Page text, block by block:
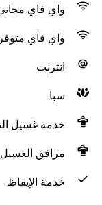
واي فاي
واي فاي
انترنت
سبا
خدمة غسيل
مرافق الغسيل
خدمة الإيقاظ